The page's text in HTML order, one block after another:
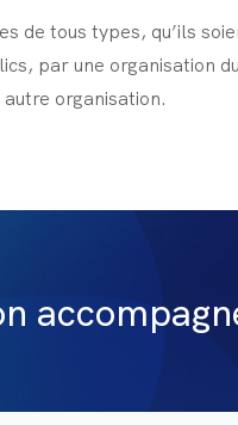
de tous types, qu’ils
par une organisation
organisation.